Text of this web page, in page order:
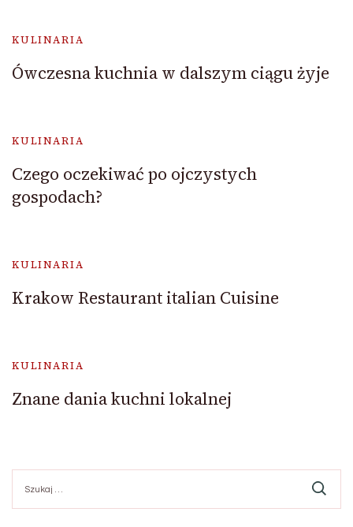
KULINARIA
Ówczesna kuchnia w dalszym ciągu żyje
KULINARIA
Czego oczekiwać po ojczystych
gospodach?
KULINARIA
Krakow Restaurant italian Cuisine
KULINARIA
Znane dania kuchni lokalnej